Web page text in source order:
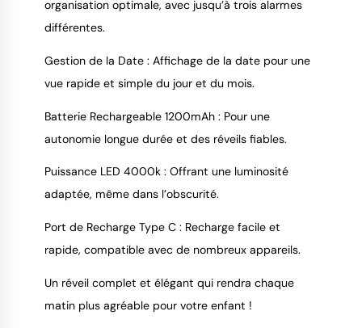
organisation optimale, avec jusqu’à trois alarmes
différentes.
Gestion de la Date : Affichage de la date pour une
vue rapide et simple du jour et du mois.
Batterie Rechargeable 1200mAh : Pour une
autonomie longue durée et des réveils fiables.
Puissance LED 4000k : Offrant une luminosité
adaptée, même dans l’obscurité.
Port de Recharge Type C : Recharge facile et
rapide, compatible avec de nombreux appareils.
Un réveil complet et élégant qui rendra chaque
matin plus agréable pour votre enfant !